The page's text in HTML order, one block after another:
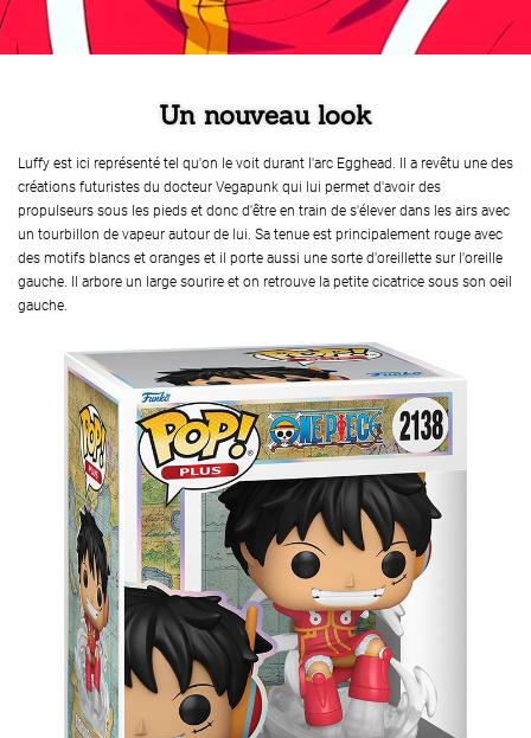
Un nouveau look
Luffy est ici représenté tel qu'on le voit durant l'arc Egghead. Il a revêtu une des
créations futuristes du docteur Vegapunk qui lui permet d'avoir des
propulseurs sous les pieds et donc d'être en train de s'élever dans les airs avec
un tourbillon de vapeur autour de lui. Sa tenue est principalement rouge avec
des motifs blancs et oranges et il porte aussi une sorte d'oreillette sur l'oreille
gauche. Il arbore un large sourire et on retrouve la petite cicatrice sous son oeil
gauche.